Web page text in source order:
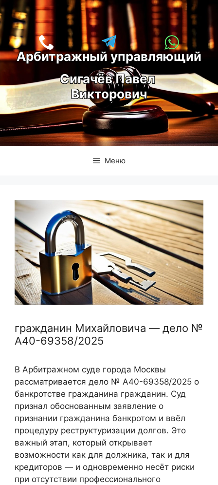
Перейти
к
содержимому
Арбитражный управляющий
Сигачёв Павел
Викторович
Меню
гражданин Михайловича — дело №
А40-69358/2025
В Арбитражном суде города Москвы
рассматривается дело № А40-69358/2025 о
банкротстве гражданина гражданин. Суд
признал обоснованным заявление о
признании гражданина банкротом и ввёл
процедуру реструктуризации долгов. Это
важный этап, который открывает
возможности как для должника, так и для
кредиторов — и одновременно несёт риски
при отсутствии профессионального